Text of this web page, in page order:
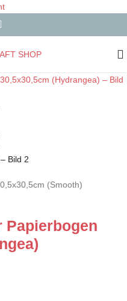
(Smooth)
Papierbogen